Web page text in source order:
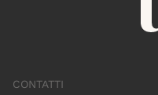
CONTATTI